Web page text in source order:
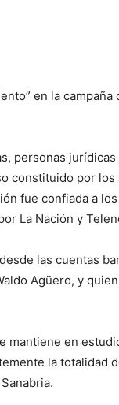
en la campaña
personas jurídicas
constituido por los
fue confiada a
La Nación y
las cuentas
Agüero, y
mantiene en
la totalidad